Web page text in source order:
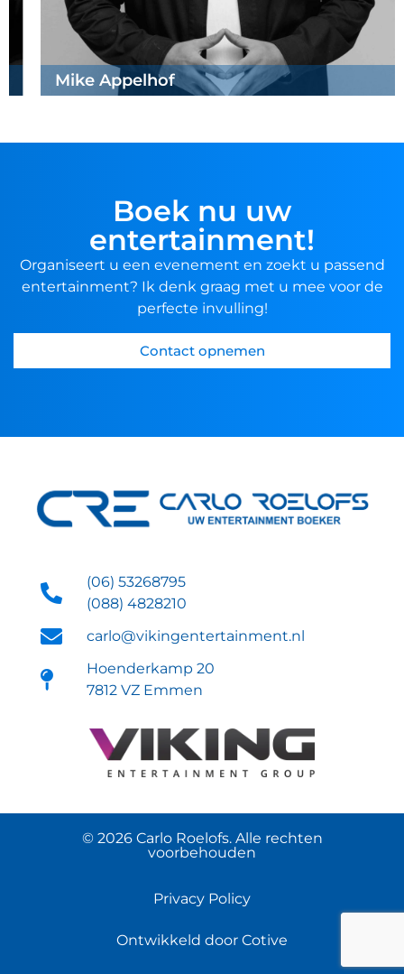
Mike Appelhof
Boek nu uw
entertainment!
Organiseert u een evenement en zoekt u passend
entertainment? Ik denk graag met u mee voor de
perfecte invulling!
Contact opnemen
(06) 53268795
(088) 4828210
carlo@vikingentertainment.nl
Hoenderkamp 20
7812 VZ Emmen
© 2026 Carlo Roelofs. Alle rechten
voorbehouden
Privacy Policy
Ontwikkeld door Cotive